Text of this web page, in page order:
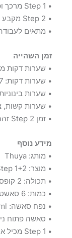
• Step 1 מרכך ופותח את מבנה השערה
• Step 2 מקבע את הצורה החדשה
• מתאים
זמן השהייה
• שערות דקות מאוד
• שערות דקות: 7–9 דקות
• שערות בינוניות: 9–11
• שערות קשות,
• זמן Step 2 זהה לזמן Step 1
מידע נוסף
• מותג: Thuya
• מוצר: Sachets Step 1+2
• תכולה: 2 קופסאות
• כמות: 6 סאשטים בכל קופסה
• נפח סאשה: 2ml
• סאשה פתוח
• Step 1 מכיל אמוניום